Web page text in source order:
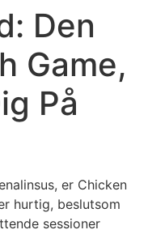
Den
Game,
På
er Chicken
hurtig, beslutsom
sessioner